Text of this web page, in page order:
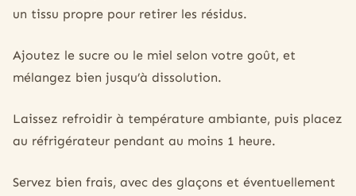
un tissu propre pour retirer les résidus.
Ajoutez le sucre ou le miel selon votre goût, et
mélangez bien jusqu’à dissolution.
Laissez refroidir à température ambiante, puis placez
au réfrigérateur pendant au moins 1 heure.
Servez bien frais, avec des glaçons et éventuellement